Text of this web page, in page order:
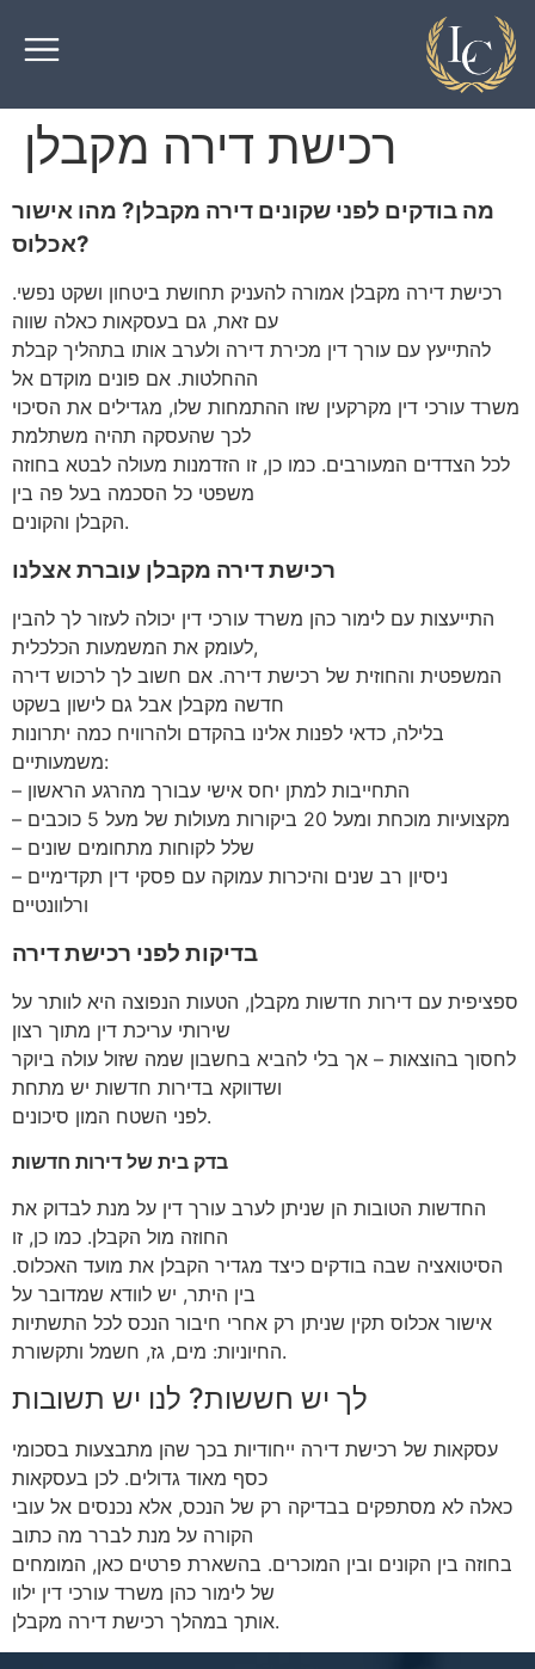
רכישת דירה מקבלן
מה בודקים לפני שקונים דירה מקבלן? מהו אישור
אכלוס?
רכישת דירה מקבלן אמורה להעניק תחושת ביטחון ושקט נפשי.
עם זאת, גם בעסקאות כאלה שווה
להתייעץ עם עורך דין מכירת דירה ולערב אותו בתהליך קבלת
ההחלטות. אם פונים מוקדם אל
משרד עורכי דין מקרקעין שזו ההתמחות שלו, מגדילים את הסיכוי
לכך שהעסקה תהיה משתלמת
לכל הצדדים המעורבים. כמו כן, זו הזדמנות מעולה לבטא בחוזה
משפטי כל הסכמה בעל פה בין
הקבלן והקונים.
רכישת דירה מקבלן עוברת אצלנו
התייעצות עם לימור כהן משרד עורכי דין יכולה לעזור לך להבין
לעומק את המשמעות הכלכלית,
המשפטית והחוזית של רכישת דירה. אם חשוב לך לרכוש דירה
חדשה מקבלן אבל גם לישון בשקט
בלילה, כדאי לפנות אלינו בהקדם ולהרוויח כמה יתרונות
משמעותיים:
– התחייבות למתן יחס אישי עבורך מהרגע הראשון
– מקצועיות מוכחת ומעל 20 ביקורות מעולות של מעל 5 כוכבים
– שלל לקוחות מתחומים שונים
– ניסיון רב שנים והיכרות עמוקה עם פסקי דין תקדימיים
ורלוונטיים
בדיקות לפני רכישת דירה
ספציפית עם דירות חדשות מקבלן, הטעות הנפוצה היא לוותר על
שירותי עריכת דין מתוך רצון
לחסוך בהוצאות – אך בלי להביא בחשבון שמה שזול עולה ביוקר
ושדווקא בדירות חדשות יש מתחת
לפני השטח המון סיכונים.
בדק בית של דירות חדשות
החדשות הטובות הן שניתן לערב עורך דין על מנת לבדוק את
החוזה מול הקבלן. כמו כן, זו
הסיטואציה שבה בודקים כיצד מגדיר הקבלן את מועד האכלוס.
בין היתר, יש לוודא שמדובר על
אישור אכלוס תקין שניתן רק אחרי חיבור הנכס לכל התשתיות
החיוניות: מים, גז, חשמל ותקשורת.
לך יש חששות? לנו יש תשובות
עסקאות של רכישת דירה ייחודיות בכך שהן מתבצעות בסכומי
כסף מאוד גדולים. לכן בעסקאות
כאלה לא מסתפקים בבדיקה רק של הנכס, אלא נכנסים אל עובי
הקורה על מנת לברר מה כתוב
בחוזה בין הקונים ובין המוכרים. בהשארת פרטים כאן, המומחים
של לימור כהן משרד עורכי דין ילוו
אותך במהלך רכישת דירה מקבלן.